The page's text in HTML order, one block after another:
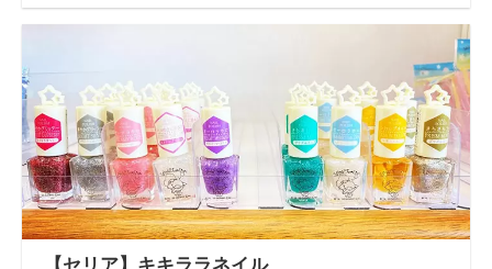
【セリア】キキララネイル